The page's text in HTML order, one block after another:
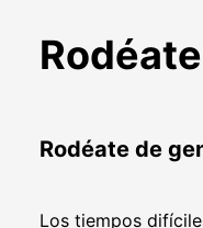
Rodéate de
Los tiempos